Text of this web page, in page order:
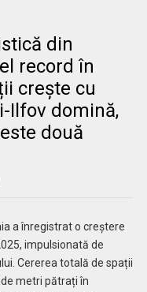
din
record în
crește cu
Ilfov domină,
două
a înregistrat o creștere
impulsionată de
Cererea totală de spații
metri pătrați în